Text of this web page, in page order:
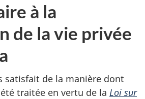
à la
de la vie privée
satisfait de la manière dont
traitée en vertu de la Loi sur